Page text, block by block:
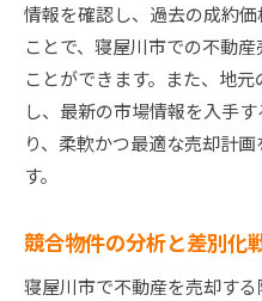
情報を確認し、過去の成約
ことで、寝屋川市での不動
ことができます。また、地
し、最新の市場情報を入手
り、柔軟かつ最適な売却計
す。
競合物件の分析と差別化
寝屋川市で不動産を売却す